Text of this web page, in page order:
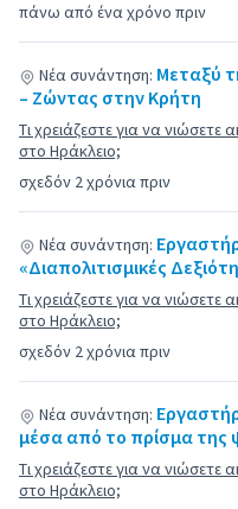
πάνω από ένα χρόνο πριν
σχεδόν 2 χρόνια πριν
Νέα συνάντηση: Μεταξύ
– Ζώντας στην Κρήτη
Τι χρειάζεστε για να
στο Ηράκλειο;
σχεδόν 2 χρόνια πριν
Νέα συνάντηση:
«Διαπολιτισμικές
Τι χρειάζεστε για να
στο Ηράκλειο;
Νέα συνάντηση:
μέσα από το πρίσμα της
Τι χρειάζεστε για να
στο Ηράκλειο;